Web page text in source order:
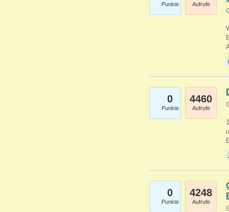
Punkte Aufrufe
0
Punkte
4460
Aufrufe
0
Punkte
4248
Aufrufe